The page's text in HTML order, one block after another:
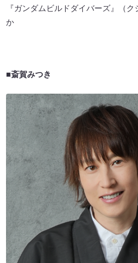
『ガンダムビルドダイバーズ』（
か
■斎賀みつき